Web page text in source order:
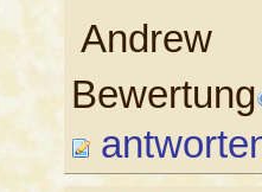
Andrew
Bewertung